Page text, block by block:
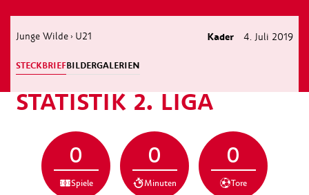
Junge Wilde › U21 Kader 4. Juli 2019
STECKBRIEFBILDERGALERIEN
STATISTIK 2. LIGA
0
Spiele
0
Minuten
0
Tore